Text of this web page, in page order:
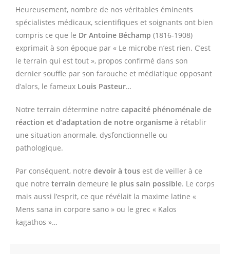
Heureusement, nombre de nos véritables éminents
spécialistes médicaux, scientifiques et soignants ont bien
compris ce que le Dr Antoine Béchamp (1816-1908)
exprimait à son époque par « Le microbe n’est rien. C’est
le terrain qui est tout », propos confirmé dans son
dernier souffle par son farouche et médiatique opposant
d’alors, le fameux Louis Pasteur…
Notre terrain détermine notre capacité phénoménale de
réaction et d’adaptation de notre organisme à rétablir
une situation anormale, dysfonctionnelle ou
pathologique.
Par conséquent, notre devoir à tous est de veiller à ce
que notre terrain demeure le plus sain possible. Le corps
mais aussi l’esprit, ce que révélait la maxime latine «
Mens sana in corpore sano » ou le grec « Kalos
kagathos »…